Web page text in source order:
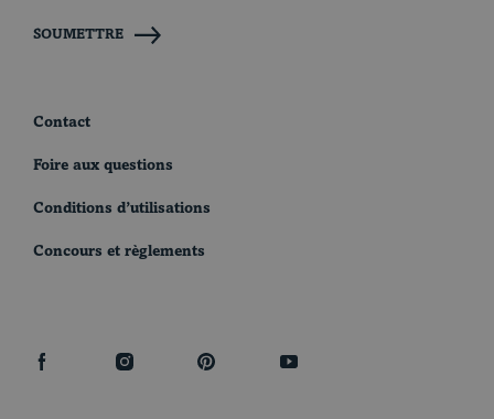
facebook instagram pinterest youtube
Contact
Foire aux questions
Conditions d’utilisations
Concours et règlements
SOUMETTRE